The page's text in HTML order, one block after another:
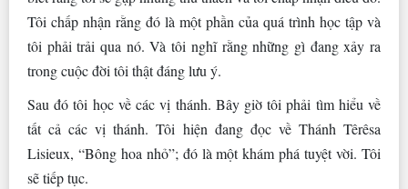
Tôi chấp nhận rằng đó là một phần của quá trình học tập và
tôi phải trải qua nó. Và tôi nghĩ rằng những gì đang xảy ra
trong cuộc đời tôi thật đáng lưu ý.
Sau đó tôi học về các vị thánh. Bây giờ tôi phải tìm hiểu về
tất cả các vị thánh. Tôi hiện đang đọc về Thánh Têrêsa
Lisieux, “Bông hoa nhỏ”; đó là một khám phá tuyệt vời. Tôi
sẽ tiếp tục.